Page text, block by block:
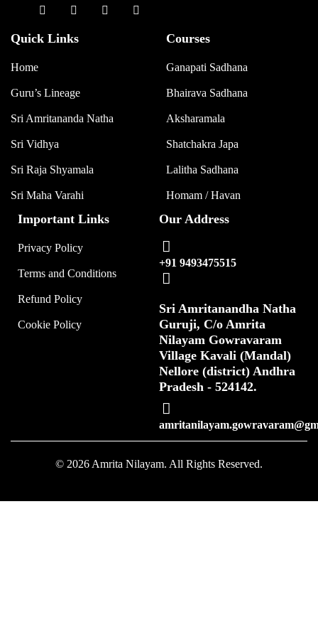
Quick Links
Home
Guru’s Lineage
Sri Amritananda Natha
Sri Vidhya
Sri Raja Shyamala
Sri Maha Varahi
Courses
Ganapati Sadhana
Bhairava Sadhana
Aksharamala
Shatchakra Japa
Lalitha Sadhana
Homam / Havan
Important Links
Privacy Policy
Terms and Conditions
Refund Policy
Cookie Policy
Our Address
+91 9493475515
Sri Amritanandha Natha
Guruji, C/o Amrita
Nilayam Gowravaram
Village Kavali (Mandal)
Nellore (district) Andhra
Pradesh - 524142.
© 2026 Amrita Nilayam. All Rights Reserved.